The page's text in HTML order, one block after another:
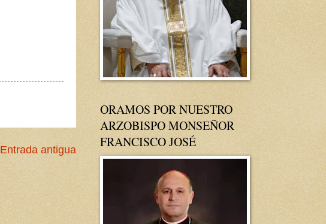
Entrada antigua
ORAMOS POR NUESTRO
ARZOBISPO MONSEÑOR
FRANCISCO JOSÉ